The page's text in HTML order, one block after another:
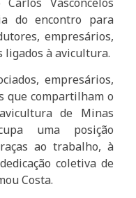
do encontro para
empresários,
ligados à avicultura.
empresários,
que compartilham o
de Minas
uma posição
ao trabalho, à
coletiva de
Costa.